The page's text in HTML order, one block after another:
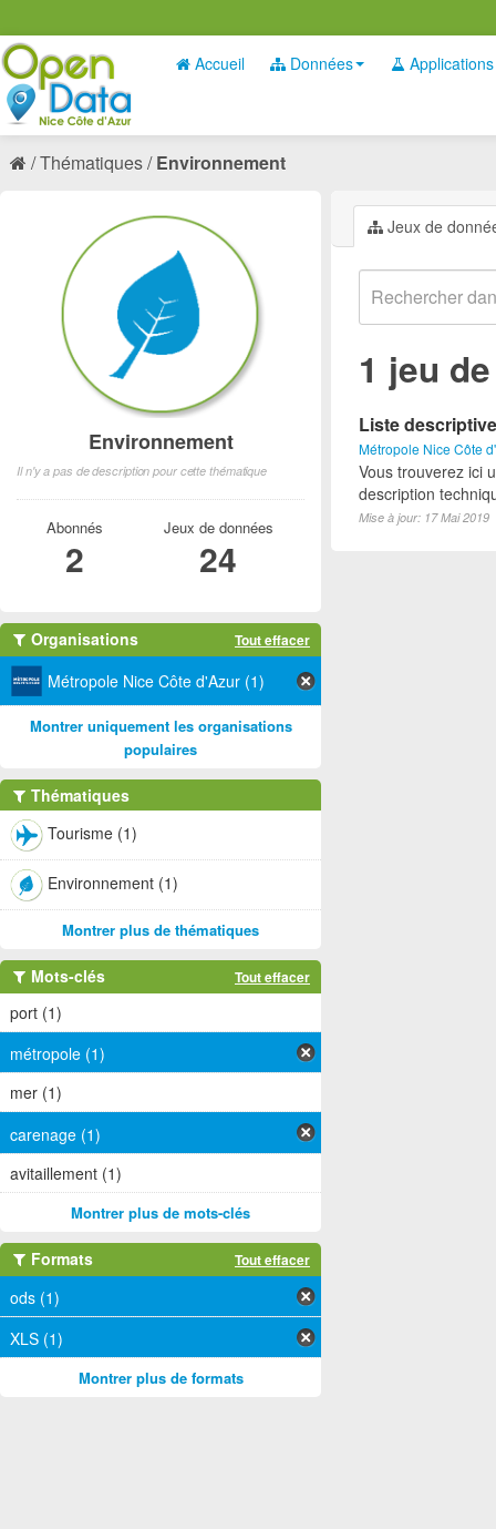
Accueil Données Applications
Thématiques Environnement
Jeux de
1 jeu
Liste
Métropole Nice Côte
Vous trouverez ici
description
Mise à jour: 17 Mai 2019
Environnement
Il n'y a pas de description pour cette thématique
Abonnés
2
Jeux de données
24
Organisations Tout effacer
Métropole Nice Côte d'Azur (1)
Montrer uniquement les organisations
populaires
Thématiques
Tourisme (1)
Environnement (1)
Montrer plus de thématiques
Mots-clés Tout effacer
port (1)
métropole (1)
mer (1)
carenage (1)
avitaillement (1)
Montrer plus de mots-clés
Formats Tout effacer
ods (1)
XLS (1)
Montrer plus de formats